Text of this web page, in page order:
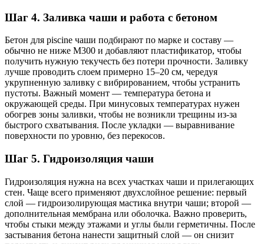
Шаг 4. Заливка чаши и работа с бетоном
Бетон для piscine чаши подбирают по марке и составу —
обычно не ниже М300 и добавляют пластификатор, чтобы
получить нужную текучесть без потери прочности. Заливку
лучше проводить слоем примерно 15–20 см, чередуя
укрупненную заливку с вибрированием, чтобы устранить
пустоты. Важный момент — температура бетона и
окружающей среды. При минусовых температурах нужен
обогрев зоны заливки, чтобы не возникли трещины из-за
быстрого схватывания. После укладки — выравнивание
поверхности по уровню, без перекосов.
Шаг 5. Гидроизоляция чаши
Гидроизоляция нужна на всех участках чаши и прилегающих
стен. Чаще всего применяют двухслойное решение: первый
слой — гидроизолирующая мастика внутри чаши; второй —
дополнительная мембрана или оболочка. Важно проверить,
чтобы стыки между этажами и углы были герметичны. После
застывания бетона нанести защитный слой — он снизит